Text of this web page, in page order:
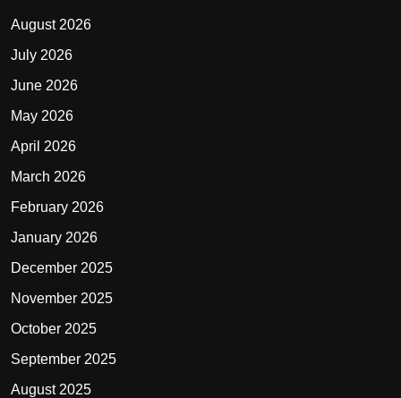
August 2026
July 2026
June 2026
May 2026
April 2026
March 2026
February 2026
January 2026
December 2025
November 2025
October 2025
September 2025
August 2025